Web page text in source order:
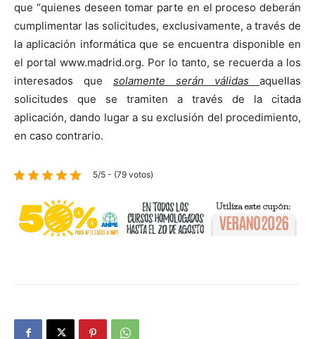
que “quienes deseen tomar parte en el proceso deberán
cumplimentar las solicitudes, exclusivamente, a través de
la aplicación informática que se encuentra disponible en
el portal www.madrid.org. Por lo tanto, se recuerda a los
interesados que solamente serán válidas aquellas
solicitudes que se tramiten a través de la citada
aplicación, dando lugar a su exclusión del procedimiento,
en caso contrario.
5/5 - (79 votos)